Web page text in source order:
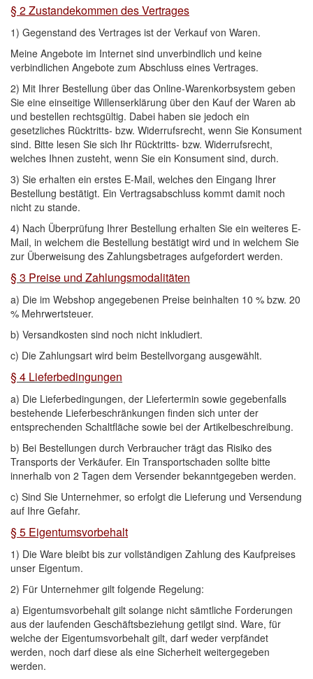
§ 2 Zustandekommen des Vertrages
1) Gegenstand des Vertrages ist der Verkauf von Waren.
Meine Angebote im Internet sind unverbindlich und keine
verbindlichen Angebote zum Abschluss eines Vertrages.
2) Mit Ihrer Bestellung über das Online-Warenkorbsystem geben
Sie eine einseitige Willenserklärung über den Kauf der Waren ab
und bestellen rechtsgültig. Dabei haben sie jedoch ein
gesetzliches Rücktritts- bzw. Widerrufsrecht, wenn Sie Konsument
sind. Bitte lesen Sie sich Ihr Rücktritts- bzw. Widerrufsrecht,
welches Ihnen zusteht, wenn Sie ein Konsument sind, durch.
3) Sie erhalten ein erstes E-Mail, welches den Eingang Ihrer
Bestellung bestätigt. Ein Vertragsabschluss kommt damit noch
nicht zu stande.
4) Nach Überprüfung Ihrer Bestellung erhalten Sie ein weiteres E-
Mail, in welchem die Bestellung bestätigt wird und in welchem Sie
zur Überweisung des Zahlungsbetrages aufgefordert werden.
§ 3 Preise und Zahlungsmodalitäten
a) Die im Webshop angegebenen Preise beinhalten 10 % bzw. 20
% Mehrwertsteuer.
b) Versandkosten sind noch nicht inkludiert.
c) Die Zahlungsart wird beim Bestellvorgang ausgewählt.
§ 4 Lieferbedingungen
a) Die Lieferbedingungen, der Liefertermin sowie gegebenfalls
bestehende Lieferbeschränkungen finden sich unter der
entsprechenden Schaltfläche sowie bei der Artikelbeschreibung.
b) Bei Bestellungen durch Verbraucher trägt das Risiko des
Transports der Verkäufer. Ein Transportschaden sollte bitte
innerhalb von 2 Tagen dem Versender bekanntgegeben werden.
c) Sind Sie Unternehmer, so erfolgt die Lieferung und Versendung
auf Ihre Gefahr.
§ 5 Eigentumsvorbehalt
1) Die Ware bleibt bis zur vollständigen Zahlung des Kaufpreises
unser Eigentum.
2) Für Unternehmer gilt folgende Regelung:
a) Eigentumsvorbehalt gilt solange nicht sämtliche Forderungen
aus der laufenden Geschäftsbeziehung getilgt sind. Ware, für
welche der Eigentumsvorbehalt gilt, darf weder verpfändet
werden, noch darf diese als eine Sicherheit weitergegeben
werden.